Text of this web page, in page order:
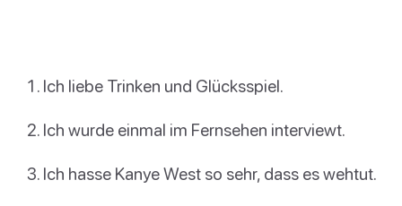
Ich liebe Trinken und Glücksspiel.
Ich wurde einmal im Fernsehen interviewt.
Ich hasse Kanye West so sehr, dass es wehtut.